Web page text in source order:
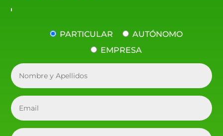
PARTICULAR
AUTÓNOMO
EMPRESA